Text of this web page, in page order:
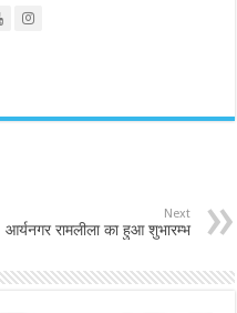
Next
आर्यनगर रामलीला का हुआ शुभारम्भ